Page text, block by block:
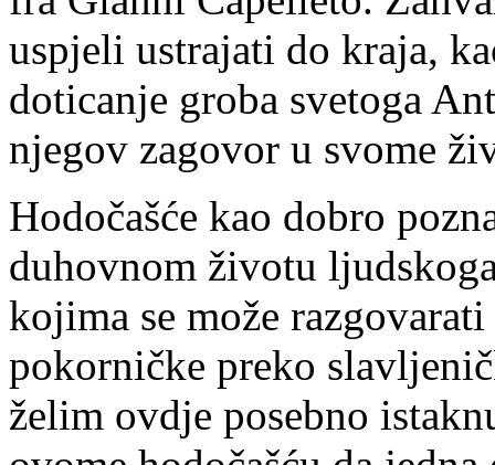
uspjeli ustrajati do kraja,
doticanje groba svetoga
njegov zagovor u svome
Hodočašće kao dobro
duhovnom životu
kojima se može
pokorničke preko
želim ovdje posebno